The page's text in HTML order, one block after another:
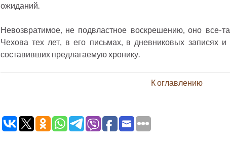
ожиданий.
Невозвратимое, не подвластное воскрешению, оно все-
Чехова тех лет, в его письмах, в дневниковых записях
составивших предлагаемую хронику.
К оглавлению